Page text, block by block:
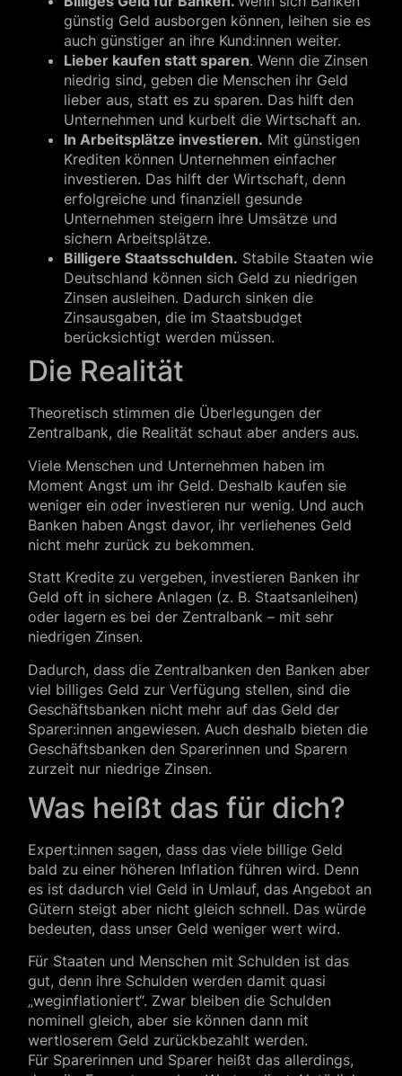
günstig Geld ausborgen können, leihen sie es
auch günstiger an ihre Kund:innen weiter.
Lieber kaufen statt sparen. Wenn die Zinsen
niedrig sind, geben die Menschen ihr Geld
lieber aus, statt es zu sparen. Das hilft den
Unternehmen und kurbelt die Wirtschaft an.
In Arbeitsplätze investieren. Mit günstigen
Krediten können Unternehmen einfacher
investieren. Das hilft der Wirtschaft, denn
erfolgreiche und finanziell gesunde
Unternehmen steigern ihre Umsätze und
sichern Arbeitsplätze.
Billigere Staatsschulden. Stabile Staaten wie
Deutschland können sich Geld zu niedrigen
Zinsen ausleihen. Dadurch sinken die
Zinsausgaben, die im Staatsbudget
berücksichtigt werden müssen.
Die Realität
Theoretisch stimmen die Überlegungen der
Zentralbank, die Realität schaut aber anders aus.
Viele Menschen und Unternehmen haben im
Moment Angst um ihr Geld. Deshalb kaufen sie
weniger ein oder investieren nur wenig. Und auch
Banken haben Angst davor, ihr verliehenes Geld
nicht mehr zurück zu bekommen.
Statt Kredite zu vergeben, investieren Banken ihr
Geld oft in sichere Anlagen (z. B. Staatsanleihen)
oder lagern es bei der Zentralbank – mit sehr
niedrigen Zinsen.
Dadurch, dass die Zentralbanken den Banken aber
viel billiges Geld zur Verfügung stellen, sind die
Geschäftsbanken nicht mehr auf das Geld der
Sparer:innen angewiesen. Auch deshalb bieten die
Geschäftsbanken den Sparerinnen und Sparern
zurzeit nur niedrige Zinsen.
Was heißt das für dich?
Expert:innen sagen, dass das viele billige Geld
bald zu einer höheren Inflation führen wird. Denn
es ist dadurch viel Geld in Umlauf, das Angebot an
Gütern steigt aber nicht gleich schnell. Das würde
bedeuten, dass unser Geld weniger wert wird.
Für Staaten und Menschen mit Schulden ist das
gut, denn ihre Schulden werden damit quasi
„weginflationiert“. Zwar bleiben die Schulden
nominell gleich, aber sie können dann mit
wertloserem Geld zurückbezahlt werden.
Für Sparerinnen und Sparer heißt das allerdings,